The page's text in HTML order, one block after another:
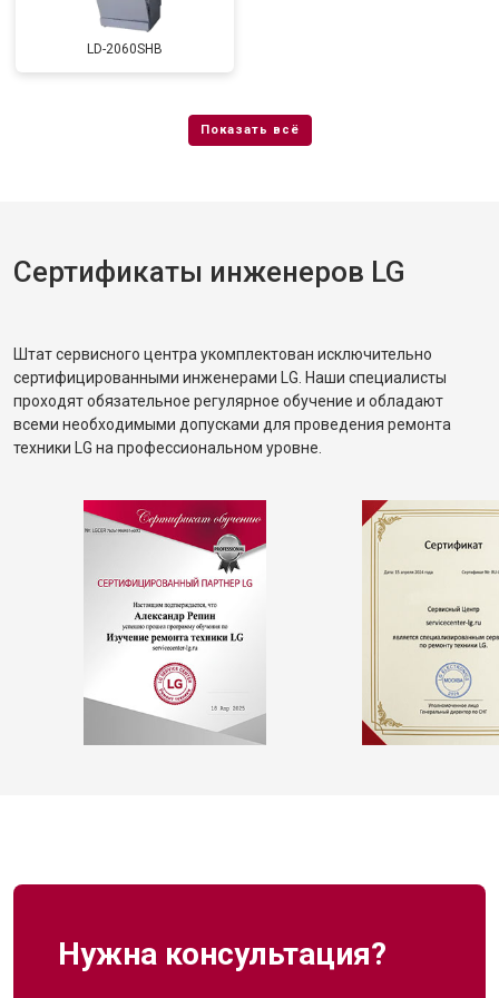
Замена заливного шланга с
системой Аквастоп
бесплатно
LD-2060SHB
Сертификаты инженеров LG
Штат сервисного центра укомплектован исключительно
сертифицированными инженерами LG. Наши специалисты
проходят обязательное регулярное обучение и обладают
всеми необходимыми допусками для проведения ремонта
техники LG на профессиональном уровне.
Нужна консультация?